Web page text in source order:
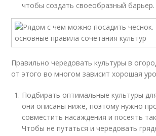
чтобы создать своеобразный барьер.
Правильно чередовать культуры в
от этого во многом зависит хорошая
Подбирать оптимальные культуры
они описаны ниже, поэтому нужно
совместить насаждения и посеять
Чтобы не путаться и чередовать